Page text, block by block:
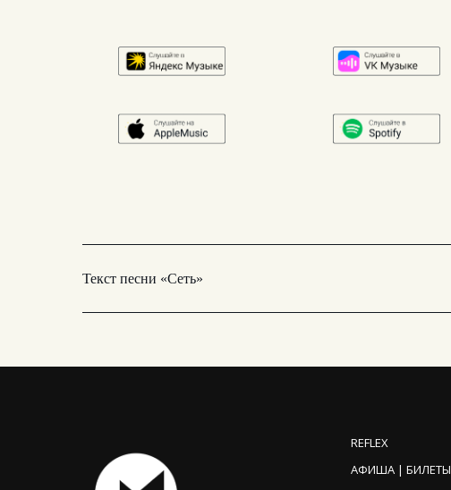
Текст песни «Сеть»
REFLEX
АФИША | БИЛЕТЫ